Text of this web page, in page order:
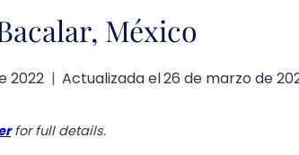
México
2022 Actualizada el26 de marzo de
for full details.